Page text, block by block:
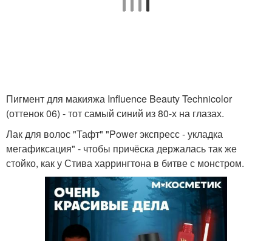
Пигмент для макияжа Influence Beauty Technicolor
(оттенок 06) - тот самый синий из 80-х на глазах.
Лак для волос "Тафт" "Power экспресс - укладка
мегафиксация" - чтобы причёска держалась так же
стойко, как у Стива харрингтона в битве с монстром.